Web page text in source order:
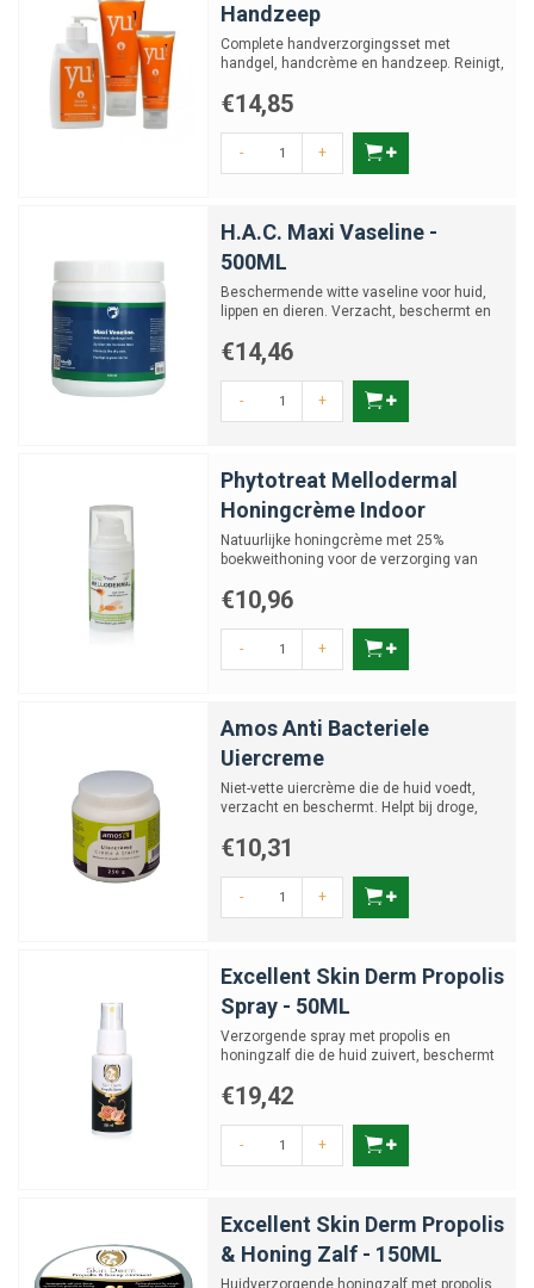
Handzeep
Complete handverzorgingsset met
handgel, handcrème en handzeep. Reinigt,
€14,85
- +
H.A.C. Maxi Vaseline -
500ML
Beschermende witte vaseline voor huid,
lippen en dieren. Verzacht, beschermt en
€14,46
- +
Phytotreat Mellodermal
Honingcrème Indoor
Natuurlijke honingcrème met 25%
boekweithoning voor de verzorging van
€10,96
- +
Amos Anti Bacteriele
Uiercreme
Niet-vette uiercrème die de huid voedt,
verzacht en beschermt. Helpt bij droge,
€10,31
- +
Excellent Skin Derm Propolis
Spray - 50ML
Verzorgende spray met propolis en
honingzalf die de huid zuivert, beschermt
€19,42
- +
Excellent Skin Derm Propolis
& Honing Zalf - 150ML
Huidverzorgende honingzalf met propolis